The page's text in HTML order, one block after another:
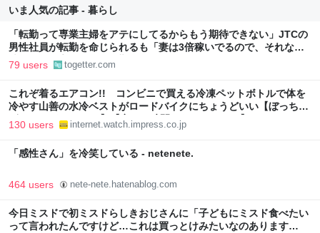
いま人気の記事 - 暮らし
「転勤って専業主婦をアテにしてるからもう期待できない」JTCの
男性社員が転勤を命じられるも「妻は3倍稼いでるので、それなら
辞める」と言ったら、転勤がなくなった
79 users togetter.com
これぞ着るエアコン!! コンビニで買える冷凍ペットボトルで体を
冷やす山善の水冷ベストがロードバイクにちょうどいい【ぼっち・
ざ・ろーど！その14】【空いた時間でなにしてる？】
130 users internet.watch.impress.co.jp
「感性さん」を冷笑している - netenete.
464 users nete-nete.hatenablog.com
今日ミスドで初ミスドらしきおじさんに「子どもにミスド食べたい
って言われたんですけど…これは買っとけみたいなのあります